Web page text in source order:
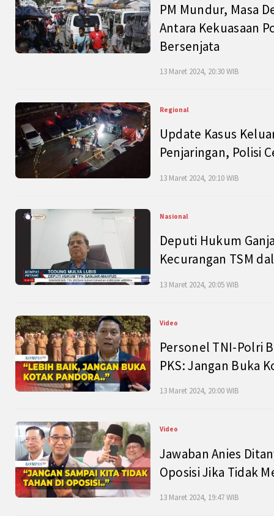
PM Mundur, Masa
Antara Kekuasaan
Bersenjata
13 Maret 2024, 20:30 WIB
Regional
Update Kasus
Penjaringan, Polisi
13 Maret 2024, 20:10 WIB
Nasional
Deputi Hukum
Kecurangan TSM
13 Maret 2024, 20:05 WIB
Video
Personel TNI-Polri
PKS: Jangan Buka
13 Maret 2024, 20:00 WIB
Video
Jawaban Anies
Oposisi Jika Tidak
13 Maret 2024, 19:47 WIB